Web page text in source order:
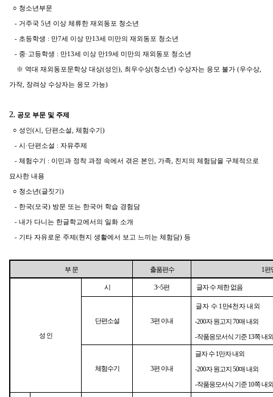
○ 청소년부문
- 거주국 5년 이상 체류한 재외동포 청소년
- 초등학생 : 만7세 이상 만13세 미만의 재외동포 청소년
- 중·고등학생 : 만13세 이상 만19세 미만의 재외동포 청소년
※ 역대 재외동포문학상 대상(성인), 최우수상(청소년) 수상자는 응모 불가 (우수상,
가작, 장려상 수상자는 응모 가능)
2. 공모 부문 및 주제
○ 성인(시, 단편소설, 체험수기)
- 시·단편소설 : 자유주제
- 체험수기 : 이민과 정착 과정 속에서 겪은 본인, 가족, 친지의 체험담을 구체적으로
묘사한 내용
○ 청소년(글짓기)
- 한국(모국) 방문 또는 한국어 학습 경험담
- 내가 다니는 한글학교에서의 일화 소개
- 기타 자유로운 주제(현지 생활에서 보고 느끼는 체험담) 등
부 문 출품편수 1편
성 인
시 3~5편 글자 수 제한 없음
단편소설 3편 이내
글자 수 1만4천자 내외
-200자 원고지 70매 내외
-작품응모서식 기준 13쪽 내외
체험수기 3편 이내
글자 수 1만자 내외
-200자 원고지 50매 내외
-작품응모서식 기준 10쪽 내외